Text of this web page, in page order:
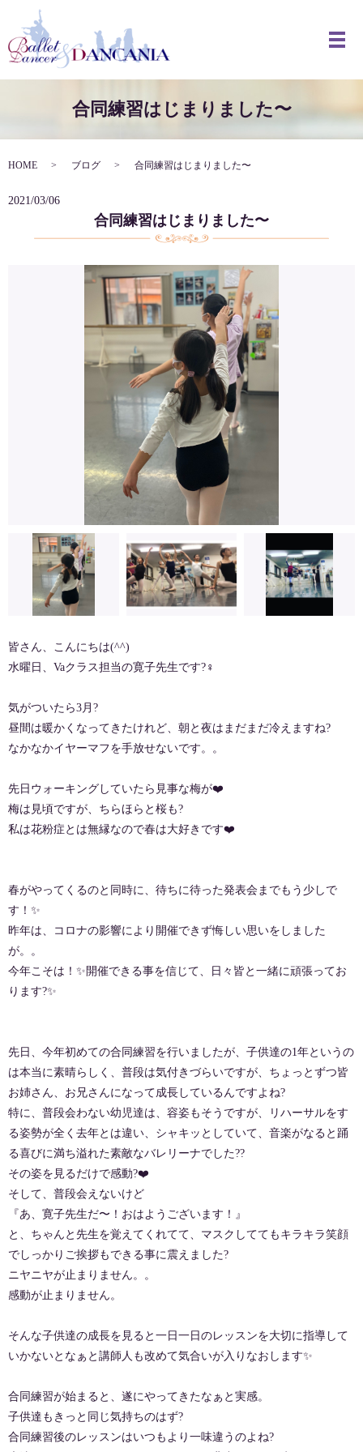
メ
合同練習はじまりました〜
HOME ブログ 合同練習はじまりました〜
2021/03/06
合同練習はじまりました〜
皆さん、こんにちは(^^)
水曜日、Vaクラス担当の寛子先生です?‍♀️
気がついたら3月?
昼間は暖かくなってきたけれど、朝と夜はまだまだ冷えますね?
なかなかイヤーマフを手放せないです。。
先日ウォーキングしていたら見事な梅が❤️
梅は見頃ですが、ちらほらと桜も?
私は花粉症とは無縁なので春は大好きです❤️
春がやってくるのと同時に、待ちに待った発表会までもう少しで
す！✨
昨年は、コロナの影響により開催できず悔しい思いをしました
が。。
今年こそは！✨開催できる事を信じて、日々皆と一緒に頑張ってお
ります?✨
先日、今年初めての合同練習を行いましたが、子供達の1年というの
は本当に素晴らしく、普段は気付きづらいですが、ちょっとずつ皆
お姉さん、お兄さんになって成長しているんですよね?
特に、普段会わない幼児達は、容姿もそうですが、リハーサルをす
る姿勢が全く去年とは違い、シャキッとしていて、音楽がなると踊
る喜びに満ち溢れた素敵なバレリーナでした??
その姿を見るだけで感動?❤️
そして、普段会えないけど
『あ、寛子先生だ〜！おはようございます！』
と、ちゃんと先生を覚えてくれてて、マスクしててもキラキラ笑顔
でしっかりご挨拶もできる事に震えました?
ニヤニヤが止まりません。。
感動が止まりません。
そんな子供達の成長を見ると一日一日のレッスンを大切に指導して
いかないとなぁと講師人も改めて気合いが入りなおします✨
合同練習が始まると、遂にやってきたなぁと実感。
子供達もきっと同じ気持ちのはず?
合同練習後のレッスンはいつもより一味違うのよね?